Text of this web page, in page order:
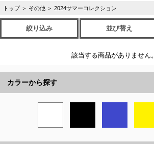
トップ ＞ その他 ＞ 2024サマーコレクション
絞り込み 並び替え
該当する商品がありません。
カラーから探す